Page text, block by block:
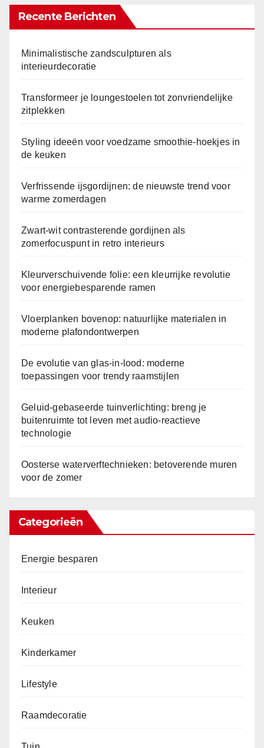
Recente Berichten
Minimalistische zandsculpturen als
interieurdecoratie
Transformeer je loungestoelen tot zonvriendelijke
zitplekken
Styling ideeën voor voedzame smoothie-hoekjes in
de keuken
Verfrissende ijsgordijnen: de nieuwste trend voor
warme zomerdagen
Zwart-wit contrasterende gordijnen als
zomerfocuspunt in retro interieurs
Kleurverschuivende folie: een kleurrijke revolutie
voor energiebesparende ramen
Vloerplanken bovenop: natuurlijke materialen in
moderne plafondontwerpen
De evolutie van glas-in-lood: moderne
toepassingen voor trendy raamstijlen
Geluid-gebaseerde tuinverlichting: breng je
buitenruimte tot leven met audio-reactieve
technologie
Oosterse waterverftechnieken: betoverende muren
voor de zomer
Categorieën
Energie besparen
Interieur
Keuken
Kinderkamer
Lifestyle
Raamdecoratie